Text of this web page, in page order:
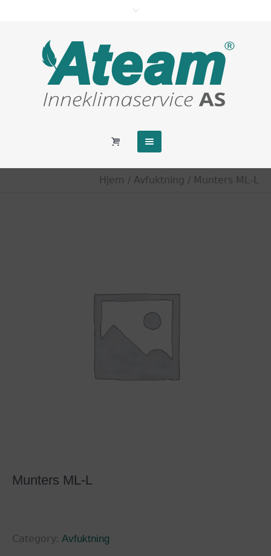
Hjem / Avfuktning / Munters ML-L
Munters ML-L
Category: Avfuktning